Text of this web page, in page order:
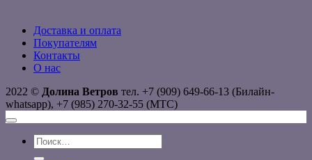
Доставка и оплата
Покупателям
Контакты
О нас
2022 © Долина Ветров тел. +7 (909) 649-66-13 (Билайн-
whatsapp), +7 (985) 270-32-55 (МТС)
Искать: